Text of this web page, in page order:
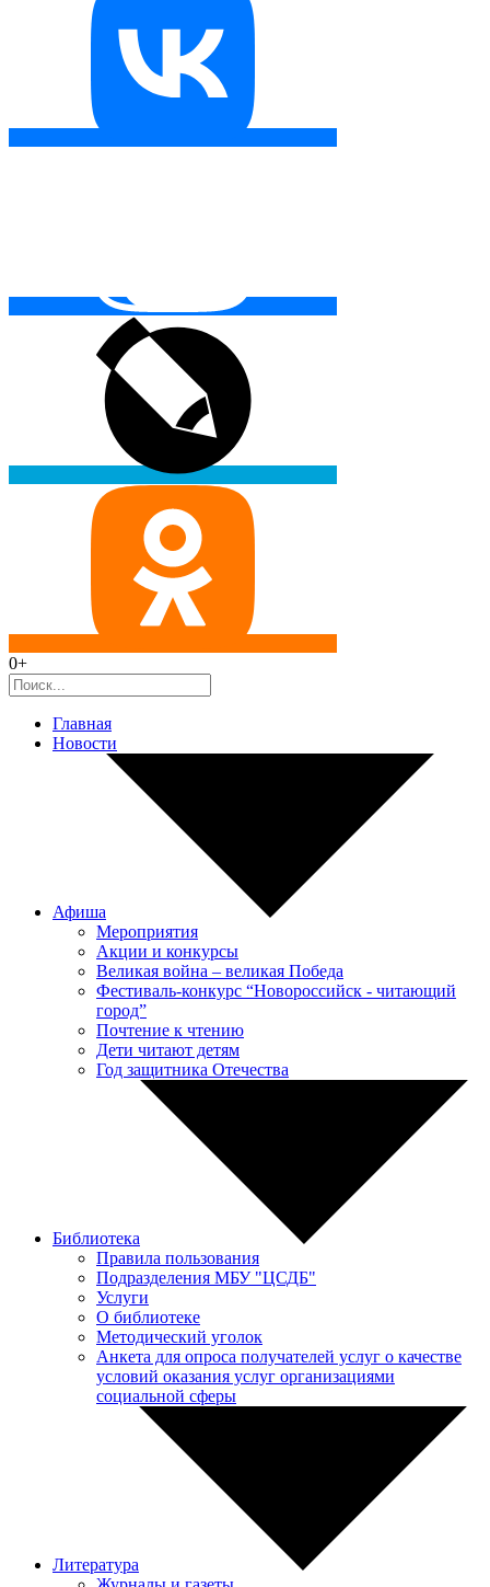
0+
Главная
Новости
Афиша
Мероприятия
Акции и конкурсы
Великая война – великая Победа
Фестиваль-конкурс “Новороссийск - читающий
город”
Почтение к чтению
Дети читают детям
Год защитника Отечества
Библиотека
Правила пользования
Подразделения МБУ "ЦСДБ"
Услуги
О библиотеке
Методический уголок
Анкета для опроса получателей услуг о качестве
условий оказания услуг организациями
социальной сферы
Литература